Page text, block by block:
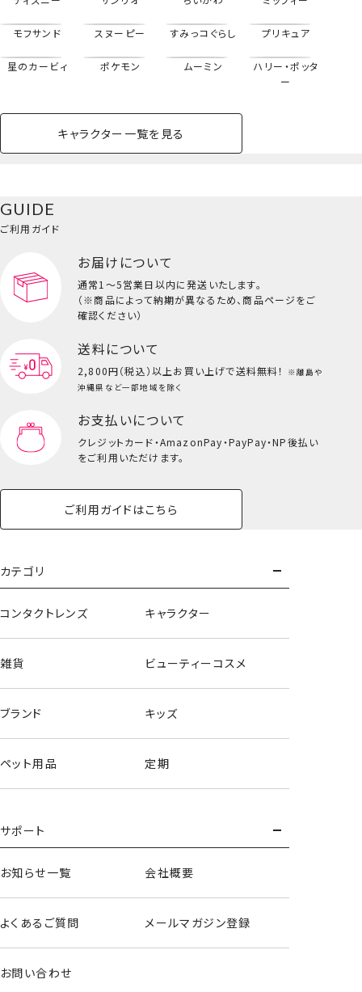
モフサンド スヌーピー すみっコぐらし プリキュア
星のカービィ ポケモン ムーミン
ハリー・ポッタ
ー
キャラクター一覧を見る
イクアップ
ビューティーコスメ一覧を見る
バッグ・タオル・
小物
キッズ一覧を見る
GUIDE
ご利用ガイド
お届けについて
通常1～5営業日以内に発送いたします。
（※商品によって納期が異なるため、商品ページをご
確認ください）
送料について
2,800円（税込）以上お買い上げで送料無料！
※離島や
沖縄県など一部地域を除く
お支払いについて
クレジットカード・AmazonPay・PayPay・NP後払い
をご利用いただけます。
ご利用ガイドはこちら
カテゴリ
コンタクトレンズ キャラクター
雑貨 ビューティーコスメ
ブランド キッズ
ペット用品 定期
サポート
お知らせ一覧 会社概要
よくあるご質問 メールマガジン登録
お問い合わせ